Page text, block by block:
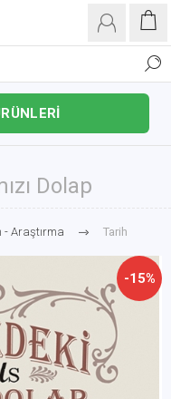
Dolap
- Araştırma Tarih
-15%